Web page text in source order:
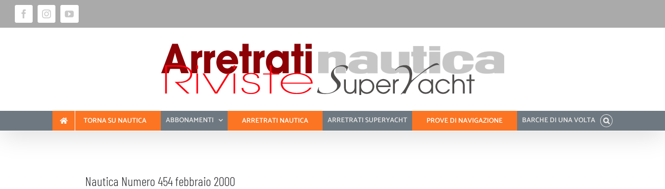
Salta
FacebookInstagramYouTube
TORNA SU NAUTICA ABBONAMENTI ARRETRATI NAUTICA ARRETRATI SUPERYACHT PROVE DI NAVIGAZIONE BARCHE DI UNA VOLTA
Nautica Numero 454 febbraio 2000